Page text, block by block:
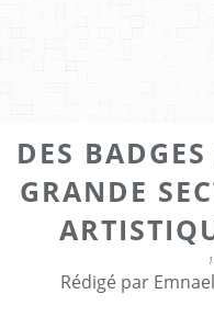
DES
GRANDE
Rédigé par